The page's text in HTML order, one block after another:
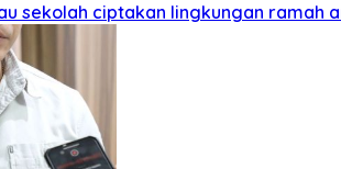
sekolah ciptakan lingkungan ramah